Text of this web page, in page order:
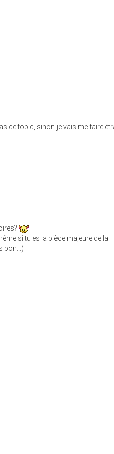
ce topic, sinon je vais me faire
si tu es la pièce majeure de la
bon...)